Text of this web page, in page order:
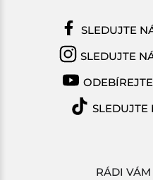
RÁDI
SLEDUJTE
SLEDUJTE
SLEDUJTE